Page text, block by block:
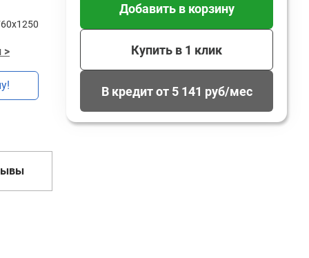
>
Добавить в корзину
Купить в 1 клик
В кредит от 5 141 руб/мес